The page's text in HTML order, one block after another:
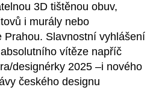
3D tištěnou obuv,
i murály nebo
Prahou. Slavnostní vyhlášení
vítěze napříč
designérky 2025 –i nového
českého designu